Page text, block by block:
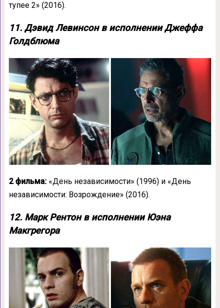
тупее 2» (2016).
11. Дэвид Левинсон в исполнении Джеффа
Голдблюма
2 фильма:«День независимости» (1996) и «День
независимости: Возрождение» (2016).
12. Марк Рентон в исполнении Юэна
Макгрегора